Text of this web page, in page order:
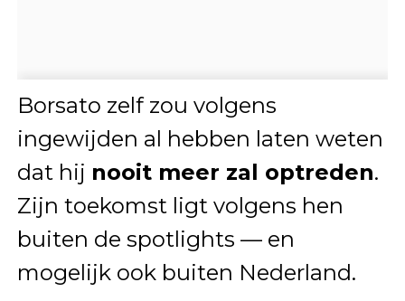
Borsato zelf zou volgens
ingewijden al hebben laten weten
dat hij nooit meer zal optreden.
Zijn toekomst ligt volgens hen
buiten de spotlights — en
mogelijk ook buiten Nederland.